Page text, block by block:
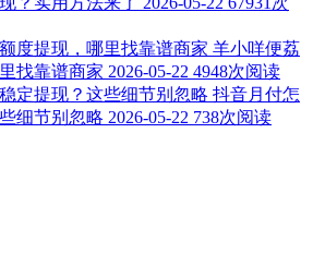
羊小咩便荔
找靠谱商家 2026-05-22 4948次阅读
抖音月付怎
细节别忽略 2026-05-22 738次阅读